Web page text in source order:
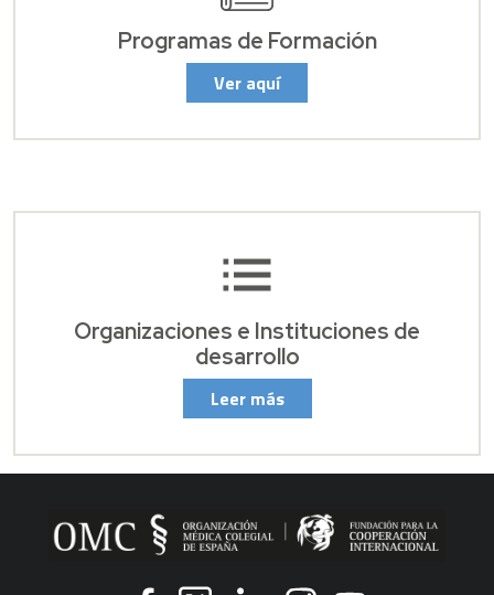
Programas de Formación
Ver aquí
Organizaciones e Instituciones de
desarrollo
Leer más